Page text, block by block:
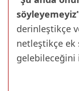
derinleştikçe
netleştikçe ek
gelebileceğini